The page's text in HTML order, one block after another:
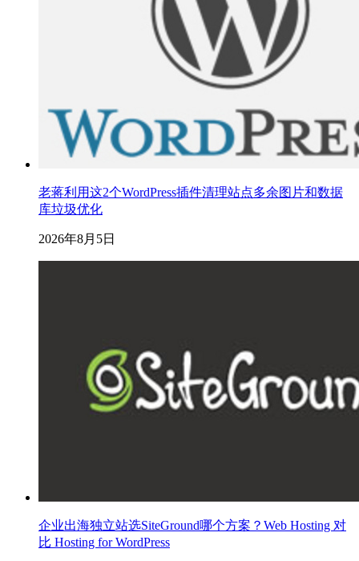
老蒋利用这2个WordPress插件清理站点多余图片和数据
库垃圾优化
2026年8月5日
企业出海独立站选SiteGround哪个方案？Web Hosting 对
比 Hosting for WordPress